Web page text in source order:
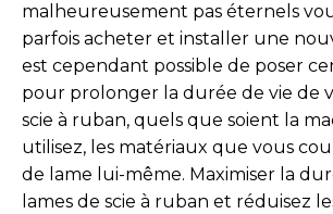
malheureusement pas éternels
parfois acheter et installer une
est cependant possible de poser
pour prolonger la durée de vie de
scie à ruban, quels que soient la
utilisez, les matériaux que vous
de lame lui-même. Maximiser la
lames de scie à ruban et réduisez